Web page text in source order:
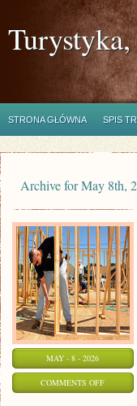
STRONA GŁÓWNA SPIS
Archive for May 8th,
MAY - 8 - 2026
COMMENTS OFFON